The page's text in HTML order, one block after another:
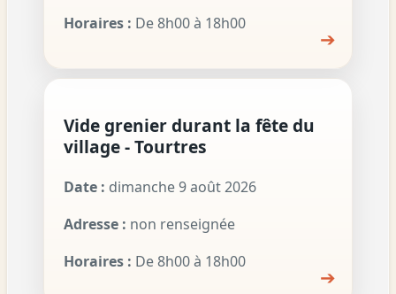
Horaires : De 8h00 à 18h00
➔
Vide grenier durant la fête du
village - Tourtres
Date : dimanche 9 août 2026
Adresse : non renseignée
Horaires : De 8h00 à 18h00
➔